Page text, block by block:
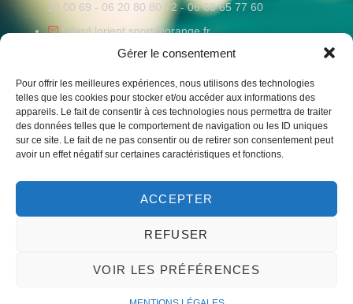
Gérer le consentement
Pour offrir les meilleures expériences, nous utilisons des technologies
telles que les cookies pour stocker et/ou accéder aux informations des
appareils. Le fait de consentir à ces technologies nous permettra de traiter
des données telles que le comportement de navigation ou les ID uniques
sur ce site. Le fait de ne pas consentir ou de retirer son consentement peut
avoir un effet négatif sur certaines caractéristiques et fonctions.
ACCEPTER
REFUSER
VOIR LES PRÉFÉRENCES
10 00 69 - 06 20 80 80 72 - 06 66 65 77 60
billard.lorient.sport@orange.fr
Lundi au Vendredi
: 09h-12h / 14h-19h
Samedi
: 10h-12h
Liens vers notre club omnisport et le monde du billard
© 2023 – Un site par mwgrafico ​ –Mentions légales